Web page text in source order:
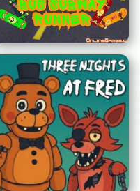
Schüler auf der Flucht
Bus U-Bahn Runner